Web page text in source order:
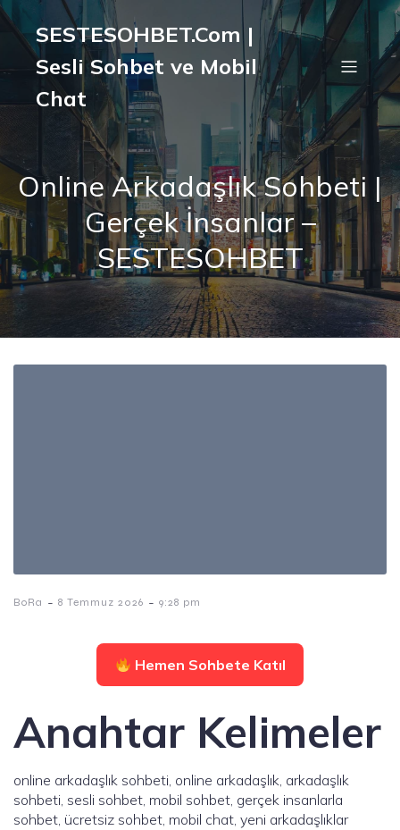
SESTESOHBET.Com |
Sesli Sohbet ve Mobil
Chat
Online Arkadaşlık Sohbeti |
Gerçek İnsanlar –
SESTESOHBET
BoRa - 8 Temmuz 2026 - 9:28 pm
Hemen Sohbete Katıl
Anahtar Kelimeler
online arkadaşlık sohbeti, online arkadaşlık, arkadaşlık
sohbeti, sesli sohbet, mobil sohbet, gerçek insanlarla
sohbet, ücretsiz sohbet, mobil chat, yeni arkadaşlıklar